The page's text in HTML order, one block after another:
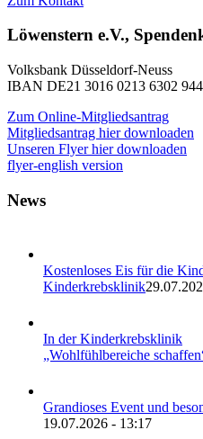
Löwenstern e.V.,
Volksbank Düsseldorf-Neuss
IBAN DE21 3016 0213 6302
Zum Online-Mitgliedsantrag
Mitgliedsantrag hier downloaden
Unseren Flyer hier downloaden
flyer-english version
News
Kostenloses Eis für die
Kinderkrebsklinik
In der Kinderkrebsklinik
„Wohlfühlbereiche
Grandioses Event und
19.07.2026 - 13:17